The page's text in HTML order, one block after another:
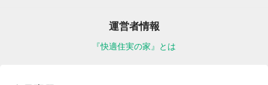
運営者情報
『快適住実の家』とは